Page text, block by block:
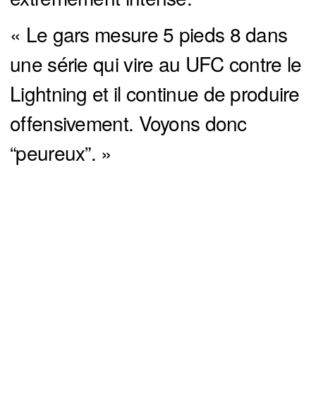
« Le gars mesure 5 pieds 8 dans
une série qui vire au UFC contre le
Lightning et il continue de produire
offensivement. Voyons donc
“peureux”. »